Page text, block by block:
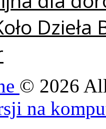
© 2026
na